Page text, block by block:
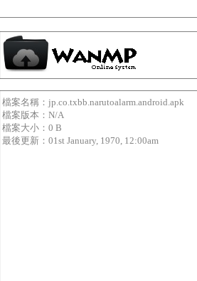
檔案名稱：jp.co.txbb.narutoalarm.android.apk
檔案版本：N/A
檔案大小：0 B
最後更新：01st January, 1970, 12:00am